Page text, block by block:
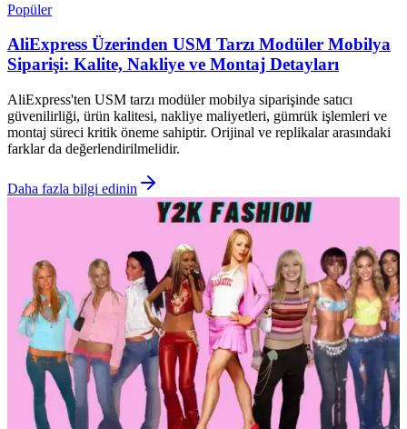
Popüler
AliExpress Üzerinden USM Tarzı Modüler Mobilya
Siparişi: Kalite, Nakliye ve Montaj Detayları
AliExpress'ten USM tarzı modüler mobilya siparişinde satıcı
güvenilirliği, ürün kalitesi, nakliye maliyetleri, gümrük işlemleri ve
montaj süreci kritik öneme sahiptir. Orijinal ve replikalar arasındaki
farklar da değerlendirilmelidir.
Daha fazla bilgi edinin